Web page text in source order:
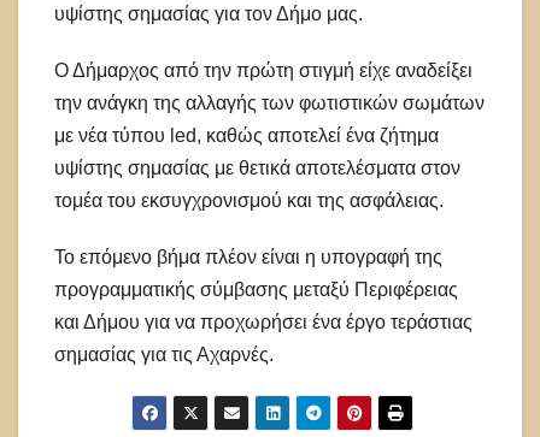
υψίστης σημασίας για τον Δήμο μας.
Ο Δήμαρχος από την πρώτη στιγμή είχε αναδείξει
την ανάγκη της αλλαγής των φωτιστικών σωμάτων
με νέα τύπου led, καθώς αποτελεί ένα ζήτημα
υψίστης σημασίας με θετικά αποτελέσματα στον
τομέα του εκσυγχρονισμού και της ασφάλειας.
Το επόμενο βήμα πλέον είναι η υπογραφή της
προγραμματικής σύμβασης μεταξύ Περιφέρειας
και Δήμου για να προχωρήσει ένα έργο τεράστιας
σημασίας για τις Αχαρνές.